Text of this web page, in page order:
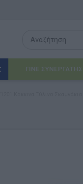
ΓΙΝΕ ΣΥΝΕΡΓΑΤΗΣ